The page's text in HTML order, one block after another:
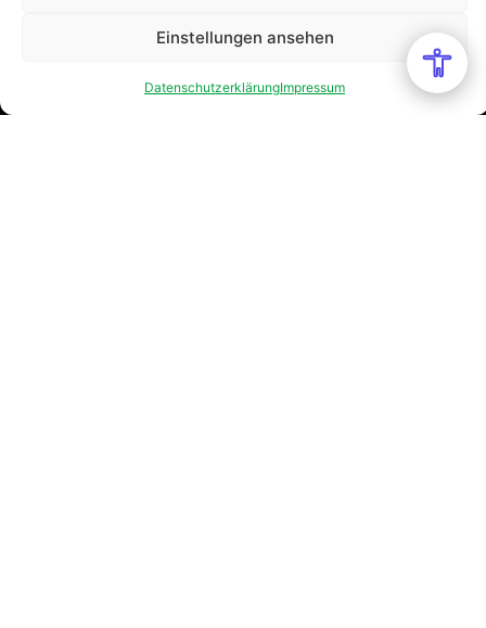
Einstellungen ansehen
DatenschutzerklärungImpressum